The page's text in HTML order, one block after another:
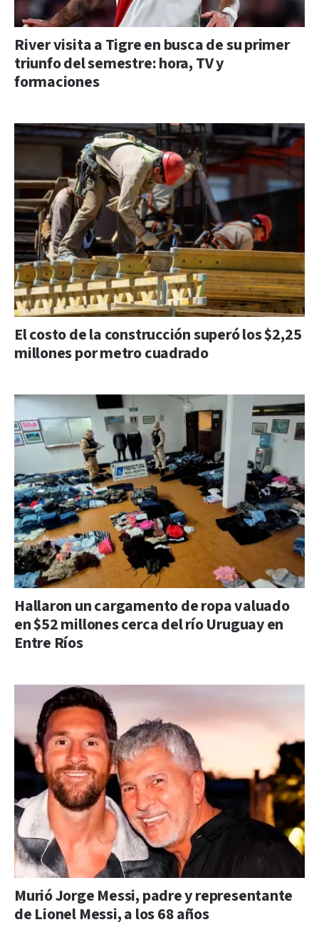
River visita a Tigre en busca de su primer
triunfo del semestre: hora, TV y
formaciones
El costo de la construcción superó los $2,25
millones por metro cuadrado
Hallaron un cargamento de ropa valuado
en $52 millones cerca del río Uruguay en
Entre Ríos
Murió Jorge Messi, padre y representante
de Lionel Messi, a los 68 años